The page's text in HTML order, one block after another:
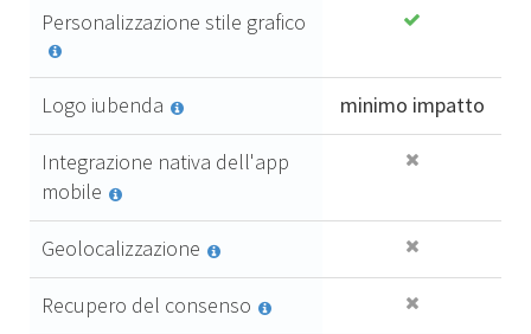
Aggiornamento
automatico dei
documenti
consensi
Personalizzazione stile grafico
Logo iubenda minimo impatto
Integrazione nativa dell'app
mobile
Geolocalizzazione
Recupero del consenso